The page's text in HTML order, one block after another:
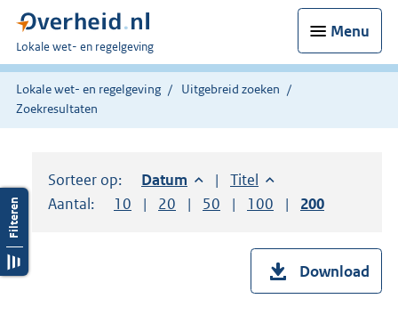
Menu
U
bent
hier:
Lokale wet- en regelgeving
Lokale wet- en regelgeving
Uitgebreid zoeken
Zoekresultaten
Sorteer op: Sorteer op:
Datum aflopendSorteer op:
Titel oplopend
Aantal:
Toon
10 resultaten per pagina
Toon
20 resultaten per pagina
Toon
50 resultaten per pagina
Toon
100 resultaten per
Toon
200
Download